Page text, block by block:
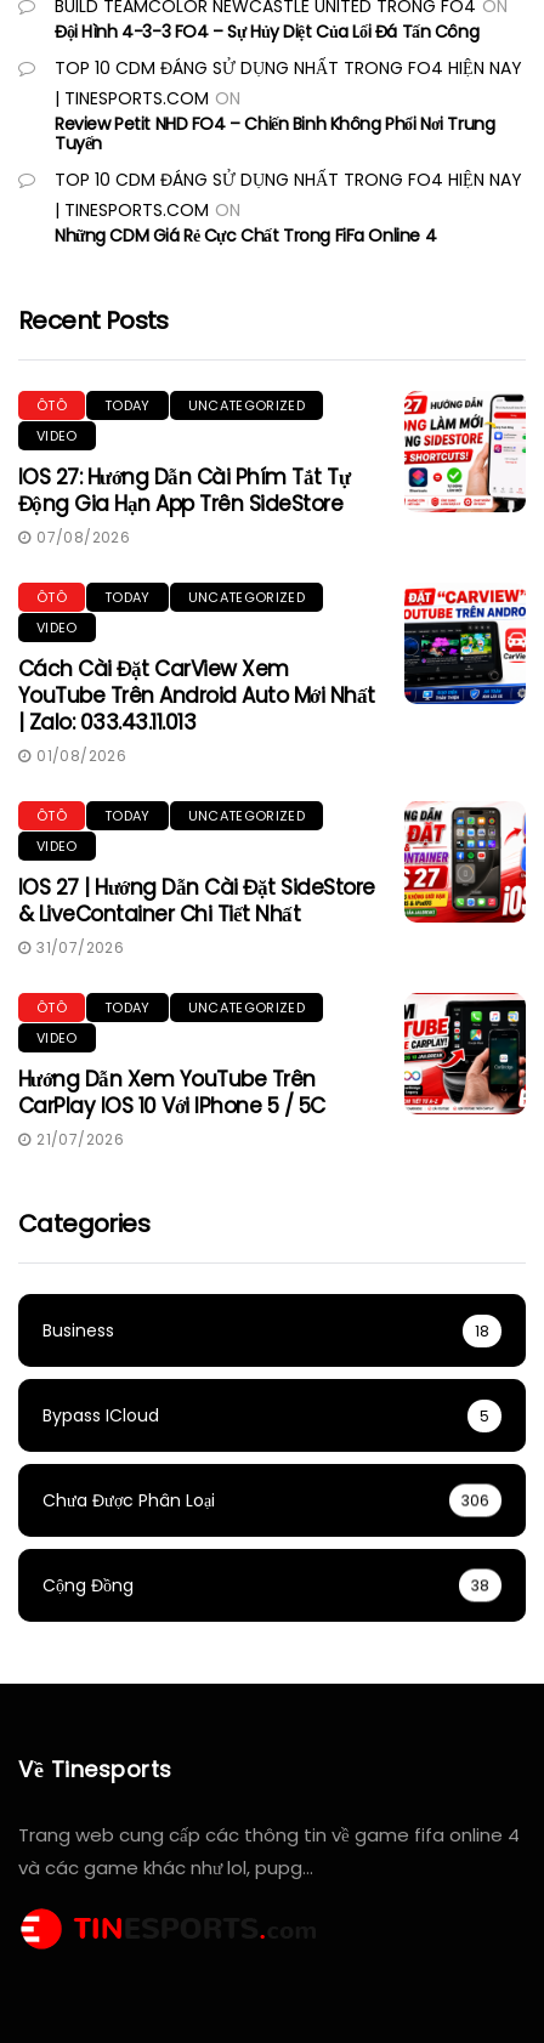
BUILD TEAMCOLOR NEWCASTLE UNITED TRONG FO4 ON
Đội Hình 4-3-3 FO4 – Sự Hủy Diệt Của Lối Đá Tấn Công
TOP 10 CDM ĐÁNG SỬ DỤNG NHẤT TRONG FO4 HIỆN NAY
| TINESPORTS.COM ON
Review Petit NHD FO4 – Chiến Binh Không Phổi Nơi Trung
Tuyến
TOP 10 CDM ĐÁNG SỬ DỤNG NHẤT TRONG FO4 HIỆN NAY
| TINESPORTS.COM ON
Những CDM Giá Rẻ Cực Chất Trong FiFa Online 4
Recent Posts
ÔTÔ TODAY
UNCATEGORIZED
VIDEO
IOS 27: Hướng Dẫn Cài Phím Tắt Tự
Động Gia Hạn App Trên SideStore
07/08/2026
ÔTÔ TODAY
UNCATEGORIZED
VIDEO
Cách Cài Đặt CarView Xem
YouTube Trên Android Auto Mới Nhất
| Zalo: 033.43.11.013
01/08/2026
ÔTÔ TODAY
UNCATEGORIZED
VIDEO
IOS 27 | Hướng Dẫn Cài Đặt SideStore
& LiveContainer Chi Tiết Nhất
31/07/2026
ÔTÔ TODAY
UNCATEGORIZED
VIDEO
Hướng Dẫn Xem YouTube Trên
CarPlay IOS 10 Với IPhone 5 / 5C
21/07/2026
Categories
Business 18
Bypass ICloud 5
Chưa Được Phân Loại 306
Cộng Đồng 38
Về Tinesports
Trang web cung cấp các thông tin về game fifa online 4
và các game khác như lol, pupg…